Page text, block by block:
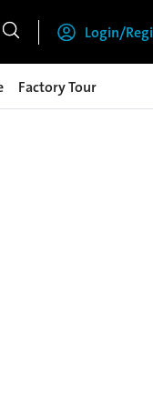
Login/
Factory Tour